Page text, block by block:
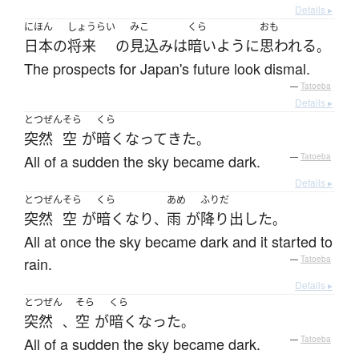
Details ▸
にほん
日本の
しょうらい
将来 の
みこ
見込みは
くら
暗いように
おも
思われる。
The prospects for Japan's future look dismal.
— Tatoeba
Details ▸
とつぜん
突然
そら
空 が
くら
暗く なって きた。
All of a sudden the sky became dark. — Tatoeba
Details ▸
とつぜん
突然
そら
空 が
くら
暗く なり、
あめ
雨 が
ふりだ
降り出した。
All at once the sky became dark and it started to
rain.
— Tatoeba
Details ▸
とつぜん
突然 、
そら
空 が
くら
暗く なった。
All of a sudden the sky became dark. — Tatoeba